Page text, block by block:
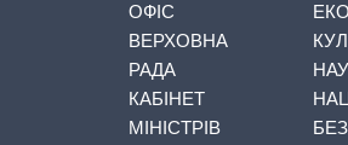
ОФІС
ВЕРХОВНА
РАДА
КАБІНЕТ
МІНІСТРІВ